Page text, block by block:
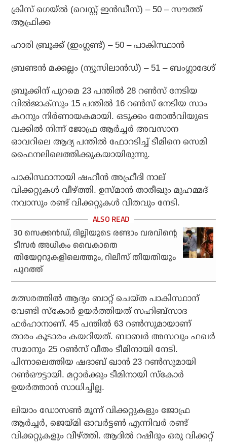
ക്രിസ് ഗെയ്ല്‍ (വെസ്റ്റ് ഇന്‍ഡീസ്) – 50 – സൗത്ത്
ആഫ്രിക്ക
ഹാരി ബ്രൂക്ക് (ഇംഗ്ലണ്ട്) – 50 – പാകിസ്ഥാന്‍
ബ്രണ്ടന്‍ മക്കല്ലം (ന്യൂസിലാന്‍ഡ്) – 51 – ബംഗ്ലാദേശ്
ബ്രൂക്കിന് പുറമെ 23 പന്തില്‍ 28 റണ്‍സ് നേടിയ
വില്‍ജാക്‌സും 15 പന്തില്‍ 16 റണ്‍സ് നേടിയ സാം
കറനും നിര്‍ണായകമായി. ഒടുക്കം തോല്‍വിയുടെ
വക്കില്‍ നിന്ന് ജോഫ്ര ആര്‍ച്ചര്‍ അവസാന
ഓവറിലെ ആദ്യ പന്തില്‍ ഫോറടിച്ച് ടീമിനെ സെമി
ഫൈനലിലെത്തിക്കുകയായിരുന്നു.
പാകിസ്ഥാനായി ഷഹീന്‍ അഫ്രീദി നാല്
വിക്കറ്റുകള്‍ വീഴ്ത്തി. ഉസ്മാന്‍ താരീഖും മുഹമ്മദ്
നവാസും രണ്ട് വിക്കറ്റുകള്‍ വീതവും നേടി.
30 സെക്കന്‍ഡ്, ദില്ലിയുടെ രണ്ടാം വരവിന്റെ
ടീസര്‍ അധികം വൈകാതെ
തിയേറ്ററുകളിലെത്തും, റിലീസ് തീയതിയും
പുറത്ത്
മത്സരത്തില്‍ ആദ്യം ബാറ്റ് ചെയ്ത പാകിസ്ഥാന്
വേണ്ടി സ്‌കോര്‍ ഉയര്‍ത്തിയത് സഹിബ്‌സാദ
ഫര്‍ഹാനാണ്. 45 പന്തില്‍ 63 റണ്‍സുമായാണ്
താരം കൂടാരം കയറിയത്. ബാബര്‍ അസവും ഫഖര്‍
സമാനും 25 റണ്‍സ് വീതം ടീമിനായി നേടി.
പിന്നാലെത്തിയ ഷദാബ് ഖാന്‍ 23 റണ്‍സുമായി
റണ്‍ഔട്ടായി. മറ്റാര്‍ക്കും ടീമിനായി സ്‌കോര്‍
ഉയര്‍ത്താന്‍ സാധിച്ചില്ല.
ലിയാം ഡോസണ്‍ മൂന്ന് വിക്കറ്റുകളും ജോഫ്ര
ആര്‍ച്ചര്‍, ജെയ്മി ഓവര്‍ട്ടണ്‍ എന്നിവര്‍ രണ്ട്
വിക്കറ്റുകളും വീഴ്ത്തി. ആദില്‍ റഷീദും ഒരു വിക്കറ്റ്